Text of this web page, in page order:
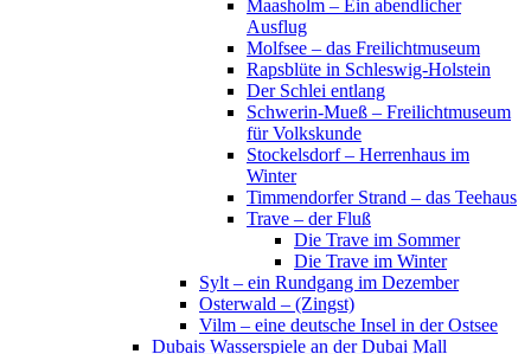
Maasholm – Ein abendlicher
Ausflug
Molfsee – das Freilichtmuseum
Rapsblüte in Schleswig-Holstein
Der Schlei entlang
Schwerin-Mueß – Freilichtmuseum
für Volkskunde
Stockelsdorf – Herrenhaus im
Winter
Timmendorfer Strand – das Teehaus
Trave – der Fluß
Die Trave im Sommer
Die Trave im Winter
Sylt – ein Rundgang im Dezember
Osterwald – (Zingst)
Vilm – eine deutsche Insel in der Ostsee
Dubais Wasserspiele an der Dubai Mall